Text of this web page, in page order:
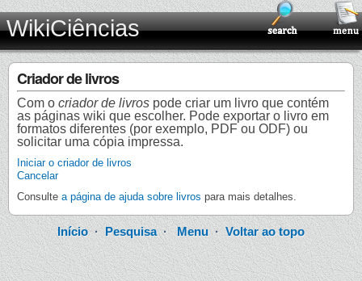
WikiCiências
Criador de livros
Com o criador de livros pode criar um livro que contém
as páginas wiki que escolher. Pode exportar o livro em
formatos diferentes (por exemplo, PDF ou ODF) ou
solicitar uma cópia impressa.
Iniciar o criador de livros
Cancelar
Consulte a página de ajuda sobre livros para mais detalhes.
Início· Pesquisa·Menu · Voltar ao topo